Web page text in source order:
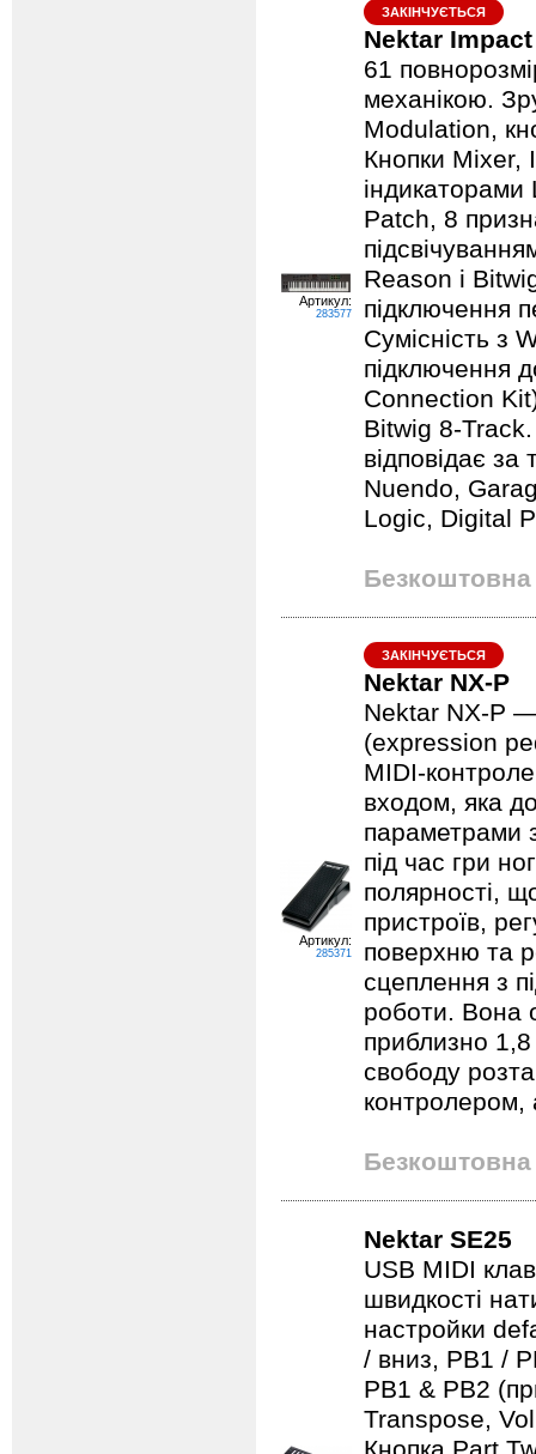
Артикул:
283577
ЗАКІНЧУЄТЬСЯ
Nektar
61
механікою.
Modulation,
Кнопки Mixer,
індикаторами
Patch, 8
Reason і
підключення
Сумісність з
підключення
Connection
Bitwig 8-
відповідає
Nuendo,
Logic, Digital
Безкоштовна
Артикул:
285371
ЗАКІНЧУЄТЬСЯ
Nektar NX-P
Nektar NX‑P —
(expression
входом, яка
параметрами
під час гри
полярності,
пристроїв,
поверхню та
сцеплення з
роботи. Вона
приблизно
свободу
контролером,
Безкоштовна
Nektar SE25
USB MIDI
швидкості
настройки
/ вниз, PB1 /
PB1 & PB2
Transpose,